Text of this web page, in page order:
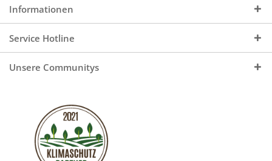
Informationen
Service Hotline
Unsere Communitys